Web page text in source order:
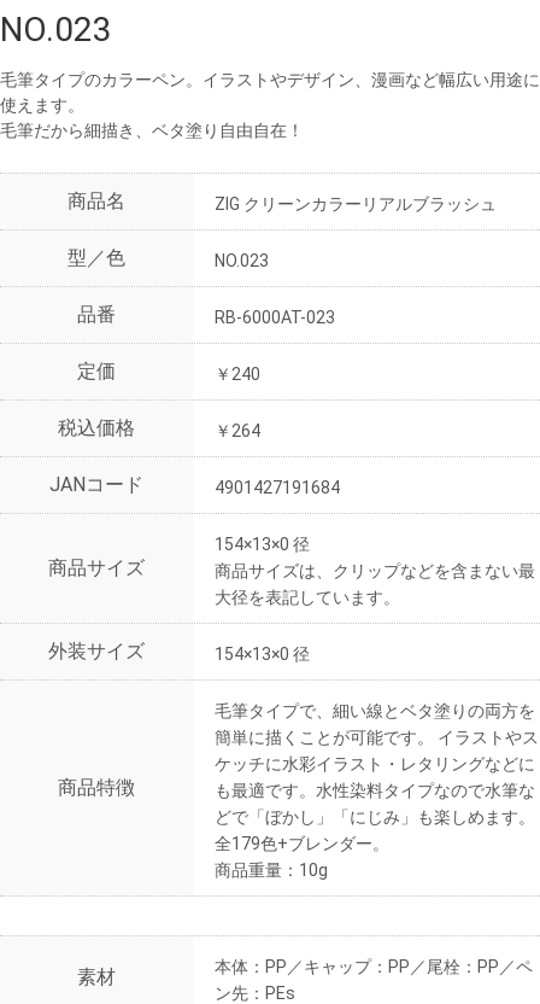
NO.023
毛筆タイプのカラーペン。イラストやデザイン、漫画など幅広い用途に
使えます。
毛筆だから細描き、ベタ塗り自由自在！
商品名 ZIG クリーンカラーリアルブラッシュ
型／色 NO.023
品番 RB-6000AT-023
定価 ￥240
税込価格 ￥264
JANコード 4901427191684
商品サイズ
154×13×0 径
商品サイズは、クリップなどを含まない最
大径を表記しています。
外装サイズ 154×13×0 径
商品特徴
毛筆タイプで、細い線とベタ塗りの両方を
簡単に描くことが可能です。 イラストやス
ケッチに水彩イラスト・レタリングなどに
も最適です。水性染料タイプなので水筆な
どで「ぼかし」「にじみ」も楽しめます。
全179色+ブレンダー。
商品重量：10g
素材
本体：PP／キャップ：PP／尾栓：PP／ペ
ン先：PEs